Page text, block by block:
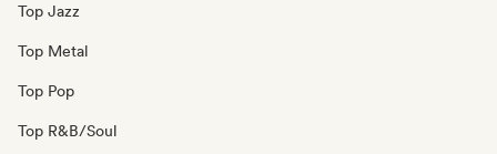
Top Jazz
Top Metal
Top Pop
Top R&B/Soul